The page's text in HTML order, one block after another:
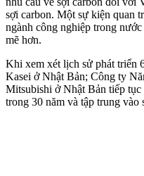
sợi carbon. Một sự kiện quan
ngành công nghiệp trong
mẽ hơn.
Khi xem xét lịch sử phát triển
Kasei ở Nhật Bản; Công ty
Mitsubishi ở Nhật Bản tiếp tục
trong 30 năm và tập trung